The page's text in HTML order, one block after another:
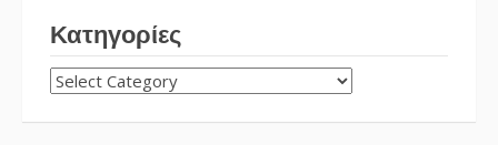
Κατηγορίες
ΚΑΤΗΓΟΡΊΕΣ